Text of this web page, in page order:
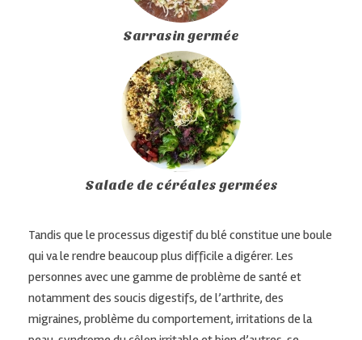
Sarrasin germée
Salade de céréales germées
Tandis que le processus digestif du blé constitue une boule
qui va le rendre beaucoup plus difficile a digérer. Les
personnes avec une gamme de problème de santé et
notamment des soucis digestifs, de l’arthrite, des
migraines, problème du comportement, irritations de la